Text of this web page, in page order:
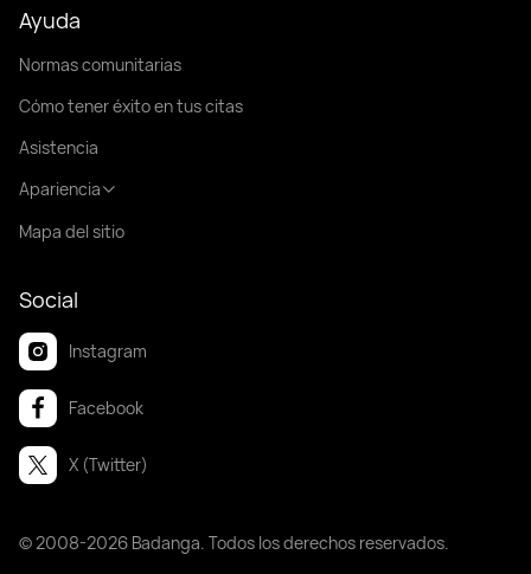
Ayuda
Normas comunitarias
Cómo tener éxito en tus citas
Asistencia
Apariencia
Mapa del sitio
Social
Instagram
Facebook
X (Twitter)
© 2008-2026 Badanga. Todos los derechos reservados.